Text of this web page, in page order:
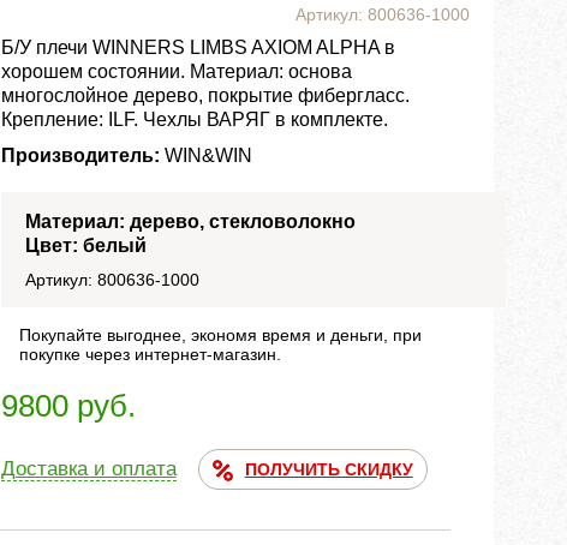
Артикул: 800636-1000
Б/У плечи WINNERS LIMBS AXIOM ALPHA в
хорошем состоянии. Материал: основа
многослойное дерево, покрытие фибергласс.
Крепление: ILF. Чехлы ВАРЯГ в комплекте.
Производитель: WIN&WIN
Материал: дерево, стекловолокно
Цвет: белый
Артикул: 800636-1000
Покупайте выгоднее, экономя время и деньги, при
покупке через интернет-магазин.
9800 руб.
Доставка и оплата ПОЛУЧИТЬ СКИДКУ